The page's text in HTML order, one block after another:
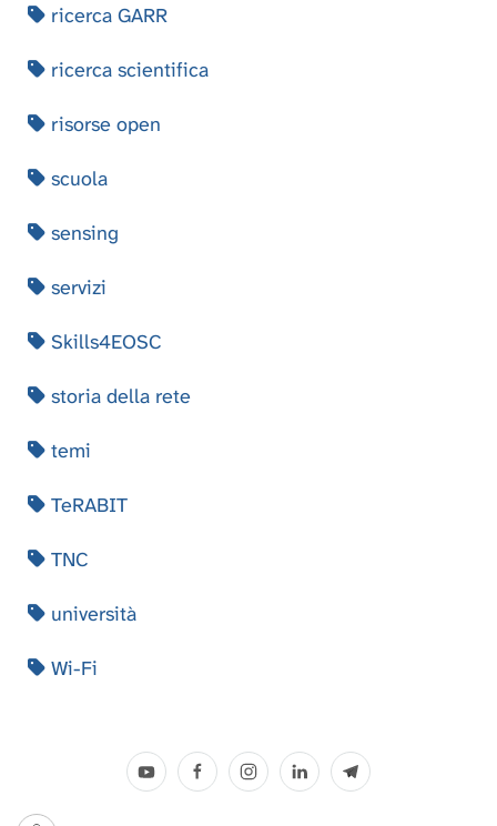
ricerca GARR
ricerca scientifica
risorse open
scuola
sensing
servizi
Skills4EOSC
storia della rete
temi
TeRABIT
TNC
università
Wi-Fi